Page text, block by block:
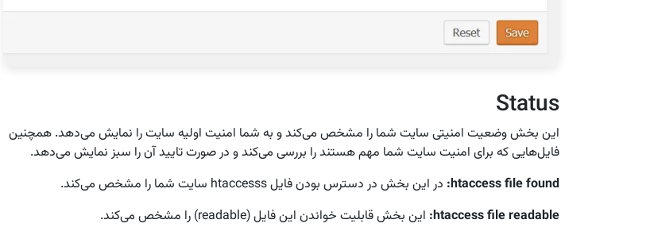
Status
این بخش وضعیت امنیتی سایت شما را مشخص می‌کند و به شما امنیت اولیه سایت را نمایش می‌دهد. همچنین
فایل‌هایی که برای امنیت سایت شما مهم هستند را بررسی می‌کند و در صورت تایید آن را سبز نمایش می‌دهد.
htaccess file found
: در این بخش در دسترس بودن فایل htaccesss سایت شما را مشخص می‌کند.
htaccess file readable
: این بخش قابلیت خواندن این فایل (readable) را مشخص می‌کند.